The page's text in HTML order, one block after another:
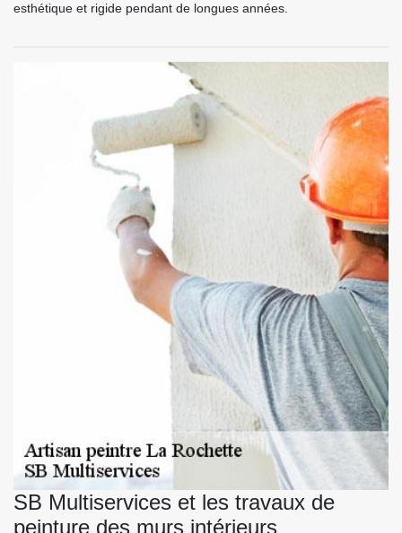
esthétique et rigide pendant de longues années.
SB Multiservices et les travaux de
peinture des murs intérieurs